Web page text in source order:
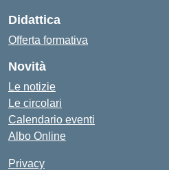
Didattica
Offerta formativa
Novità
Le notizie
Le circolari
Calendario eventi
Albo Online
Privacy